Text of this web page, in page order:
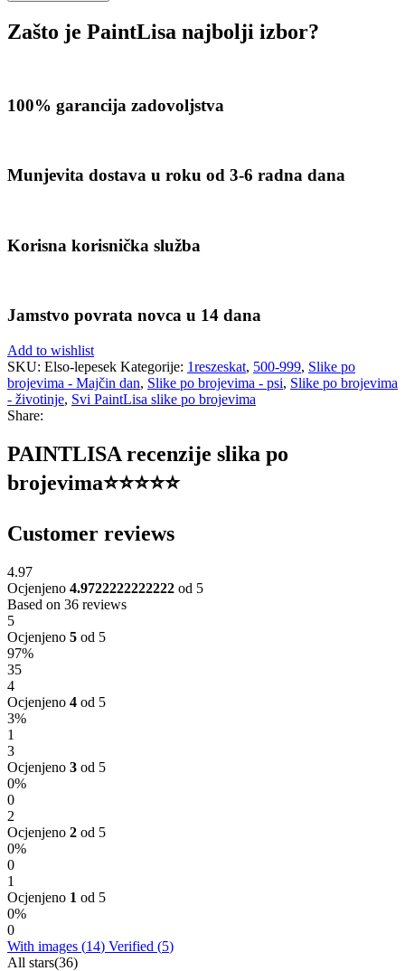
Zašto je PaintLisa najbolji izbor?
100% garancija zadovoljstva
Munjevita dostava u roku od 3-6 radna dana
Korisna korisnička služba
Jamstvo povrata novca u 14 dana
Add to wishlist
SKU: Elso-lepesek Kategorije: 1reszeskat, 500-999, Slike po
brojevima - Majčin dan, Slike po brojevima - psi, Slike po brojevima
- životinje, Svi PaintLisa slike po brojevima
Share:
PAINTLISA recenzije slika po
brojevima⭐️⭐️⭐️⭐️⭐️
Customer reviews
4.97
Ocjenjeno 4.9722222222222 od 5
Based on 36 reviews
5
Ocjenjeno 5 od 5
97%
35
4
Ocjenjeno 4 od 5
3%
1
3
Ocjenjeno 3 od 5
0%
0
2
Ocjenjeno 2 od 5
0%
0
1
Ocjenjeno 1 od 5
0%
0
With images (14) Verified (5)
All stars(36)